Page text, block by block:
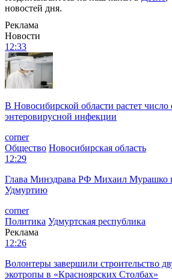
новостей дня.
Реклама
Новости
12:33
В Новосибирской области растет число
энтеровирусной инфекции
corner
Общество Новосибирская область
12:29
Глава Минздрава РФ Михаил Мурашко
Удмуртию
corner
Политика Удмуртская республика
Реклама
12:26
Волонтеры завершили строительство
экотропы в «Красноярских Столбах»